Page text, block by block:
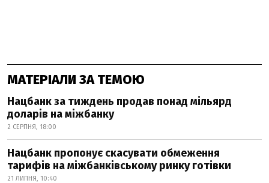
МАТЕРІАЛИ ЗА ТЕМОЮ
Нацбанк за тиждень продав понад мільярд
доларів на міжбанку
2 СЕРПНЯ, 18:00
Нацбанк пропонує скасувати обмеження
тарифів на міжбанківському ринку готівки
21 ЛИПНЯ, 10:40